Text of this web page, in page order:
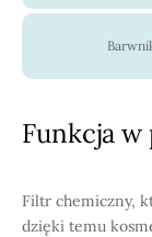
Funkcja
Filtr chemiczny,
dzięki temu